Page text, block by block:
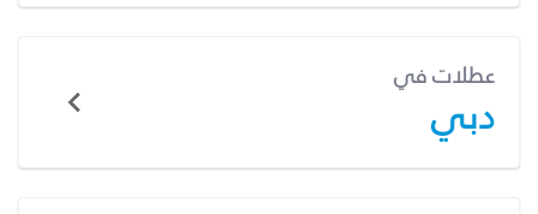
عطلات في
دبي